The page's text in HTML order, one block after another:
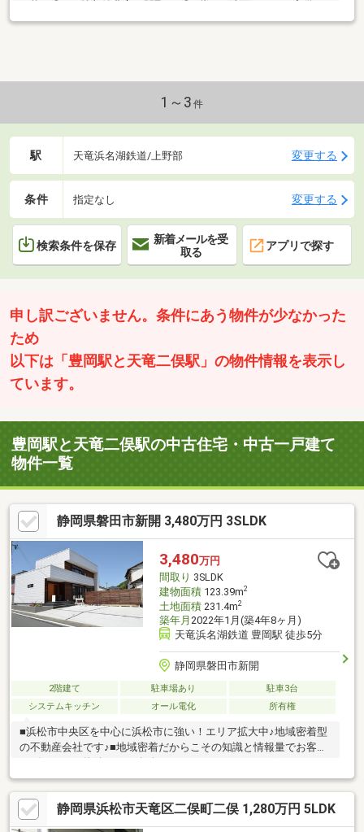
◎豊岡南小学校まで600ｍ(徒歩8分)◎豊岡中学校まで1800ｍ(徒歩
ローンのご不安な方もお気軽にご相談ください♪未公開物件情報も
多数ご用意しております♪■□■□■□■□■□■□■□■□■□■□■□■
1～3 件
駅 天竜浜名湖鉄道/上野部 変更する
条件 指定なし 変更する
検索条件を保存
新着メールを受
取る
アプリで探す
申し訳ございません。条件にあう物件が少なかった
ため
以下は「豊岡駅と天竜二俣駅」の物件情報を表示し
ています。
豊岡駅と天竜二俣駅の中古住宅・中古一戸建て
物件一覧
静岡県磐田市新開 3,480万円 3SLDK
3,480万円
間取り 3SLDK
建物面積123.39m2
土地面積231.4m2
築年月 2022年1月(築4年8ヶ月)
天竜浜名湖鉄道 豊岡駅 徒歩5分
静岡県磐田市新開
2階建て 駐車場あり
駐車3台
システムキッチン
オール電化 所有権
■浜松市中央区を中心に浜松市に強い！エリア拡大中♪地域密着型
の不動産会社です♪■地域密着だからこその知識と情報量でお客様
－■磐田市新開■築後未入居■太陽光発電設備搭載の3LDK長期優良
住宅■●安心のの地元工務店施工♪築約３年、未入居で室内とても
きれいです●太陽光発電設備搭載のZEH♪間仕切りの少ない開放的
な室内は夏でもエアコン１台で快適♪●南面のお庭にはウッドデッ
静岡県浜松市天竜区二俣町二俣 1,280万円 5LDK